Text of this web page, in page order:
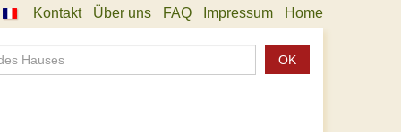
Kontakt Über uns FAQ Impressum Home
OK